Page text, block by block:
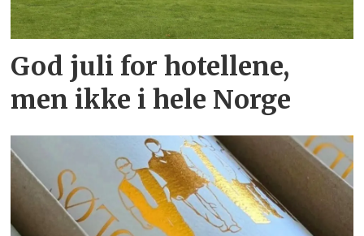
God juli for hotellene,
men ikke i hele Norge